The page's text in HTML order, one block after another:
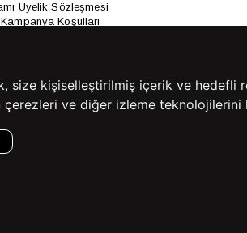
Üyelik Sözleşmesi
Koşulları
size kişiselleştirilmiş içerik ve
ve diğer izleme teknolojilerini